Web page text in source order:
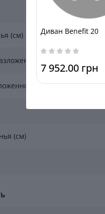
(см)
состоянии (см)
состоянии (см)
(см)
Диван Benefit 20
7 952.00 грн